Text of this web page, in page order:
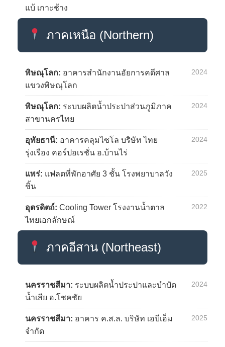
แบ้ เกาะช้าง
ภาคเหนือ (Northern)
พิษณุโลก: อาคารสำนักงานอัยการคดีศาล
แขวงพิษณุโลก
2024
พิษณุโลก: ระบบผลิตน้ำประปาส่วนภูมิภาค
สาขานครไทย
2024
อุทัยธานี: อาคารคลุมไซโล บริษัท ไทย
รุ่งเรือง คอร์ปอเรชั่น อ.บ้านไร่
2024
แพร่: แฟลตที่พักอาศัย 3 ชั้น โรงพยาบาลวัง
ชิ้น
2025
อุตรดิตถ์: Cooling Tower โรงงานน้ำตาล
ไทยเอกลักษณ์
2022
ภาคอีสาน (Northeast)
นครราชสีมา: ระบบผลิตน้ำประปาและบำบัด
น้ำเสีย อ.โชคชัย
2024
นครราชสีมา: อาคาร ค.ส.ล. บริษัท เอบีเอ็ม
จำกัด
2025